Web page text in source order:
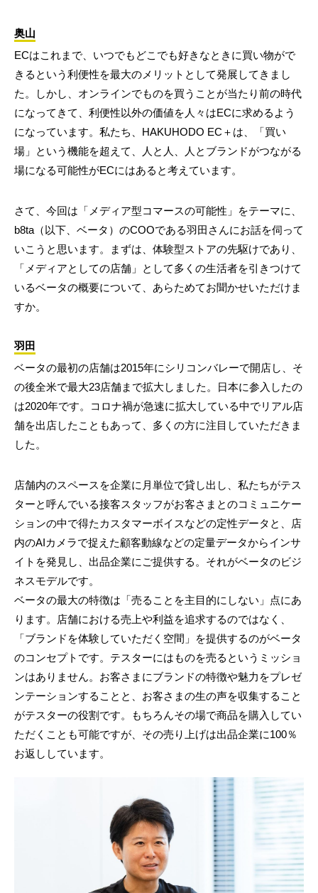
奥山
ECはこれまで、いつでもどこでも好きなときに買い物がで
きるという利便性を最大のメリットとして発展してきまし
た。しかし、オンラインでものを買うことが当たり前の時代
になってきて、利便性以外の価値を人々はECに求めるよう
になっています。私たち、HAKUHODO EC＋は、「買い
場」という機能を超えて、人と人、人とブランドがつながる
場になる可能性がECにはあると考えています。
さて、今回は「メディア型コマースの可能性」をテーマに、
b8ta（以下、ベータ）のCOOである羽田さんにお話を伺って
いこうと思います。まずは、体験型ストアの先駆けであり、
「メディアとしての店舗」として多くの生活者を引きつけて
いるベータの概要について、あらためてお聞かせいただけま
すか。
羽田
ベータの最初の店舗は2015年にシリコンバレーで開店し、そ
の後全米で最大23店舗まで拡大しました。日本に参入したの
は2020年です。コロナ禍が急速に拡大している中でリアル店
舗を出店したこともあって、多くの方に注目していただきま
した。
店舗内のスペースを企業に月単位で貸し出し、私たちがテス
ターと呼んでいる接客スタッフがお客さまとのコミュニケー
ションの中で得たカスタマーボイスなどの定性データと、店
内のAIカメラで捉えた顧客動線などの定量データからインサ
イトを発見し、出品企業にご提供する。それがベータのビジ
ネスモデルです。
ベータの最大の特徴は「売ることを主目的にしない」点にあ
ります。店舗における売上や利益を追求するのではなく、
「ブランドを体験していただく空間」を提供するのがベータ
のコンセプトです。テスターにはものを売るというミッショ
ンはありません。お客さまにブランドの特徴や魅力をプレゼ
ンテーションすることと、お客さまの生の声を収集すること
がテスターの役割です。もちろんその場で商品を購入してい
ただくことも可能ですが、その売り上げは出品企業に100％
お返ししています。